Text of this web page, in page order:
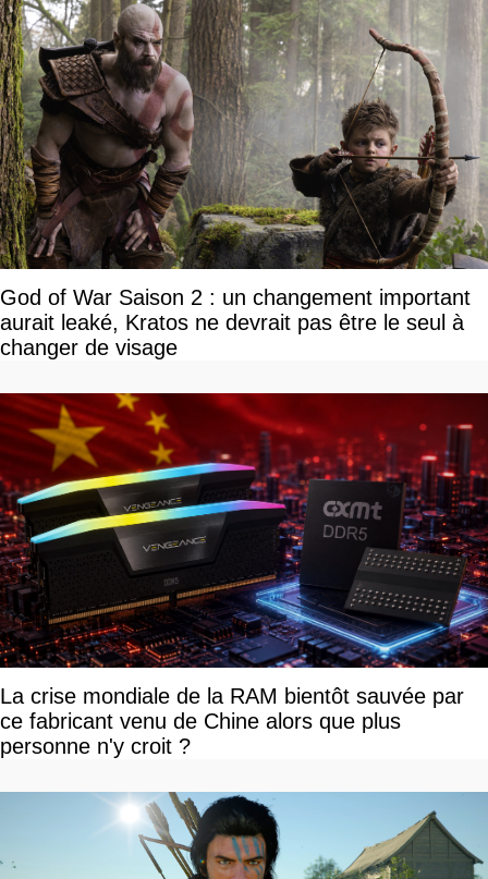
God of War Saison 2 : un changement important
aurait leaké, Kratos ne devrait pas être le seul à
changer de visage
La crise mondiale de la RAM bientôt sauvée par
ce fabricant venu de Chine alors que plus
personne n'y croit ?